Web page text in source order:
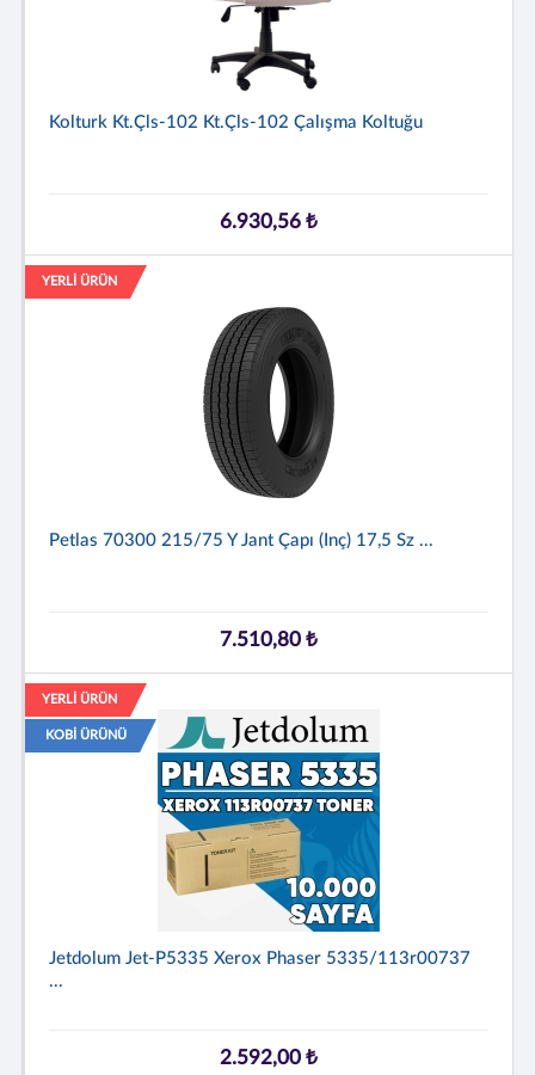
Kolturk Kt.çls-102 Kt.çls-102 Çalışma Koltuğu
6.930,56 ₺
YERLİ ÜRÜN
Petlas 70300 215/75 Y Jant Çapı (inç) 17,5 Sz ...
7.510,80 ₺
YERLİ ÜRÜN
KOBİ ÜRÜNÜ
Jetdolum Jet-P5335 Xerox Phaser 5335/113r00737
...
2.592,00 ₺